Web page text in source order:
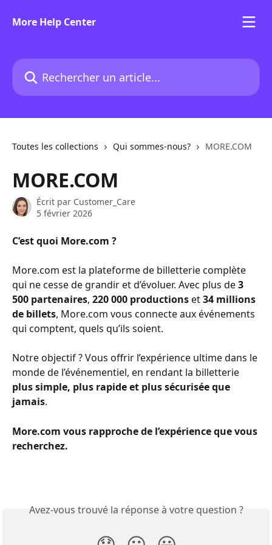
More Help Center
Rechercher un article...
Toutes les collections Qui sommes-nous? MORE.COM
MORE.COM
Écrit par Customer_Care
5 février 2026
C’est quoi More.com ?
More.com est la plateforme de billetterie complète
qui ne cesse de grandir et d’évoluer. Avec plus de 3
500 partenaires, 220 000 productions et 34 millions
de billets, More.com vous connecte aux événements
qui comptent, quels qu’ils soient.
Notre objectif ? Vous offrir l’expérience ultime dans le
monde de l’événementiel, en rendant la billetterie
plus simple, plus rapide et plus sécurisée que
jamais.
More.com vous rapproche de l’expérience que vous
recherchez.
Avez-vous trouvé la réponse à votre question ?